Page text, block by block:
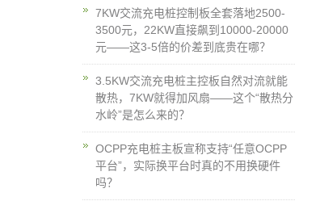
7KW交流充电桩控制板全套落地2500-
3500元，22KW直接飙到10000-20000
元——这3-5倍的价差到底贵在哪？
3.5KW交流充电桩主控板自然对流就能
散热，7KW就得加风扇——这个“散热分
水岭”是怎么来的？
OCPP充电桩主板宣称支持“任意OCPP
平台”，实际换平台时真的不用换硬件
吗？